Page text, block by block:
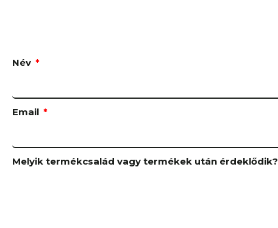
Név
Email
Melyik termékcsalád vagy termékek után érdeklődik?